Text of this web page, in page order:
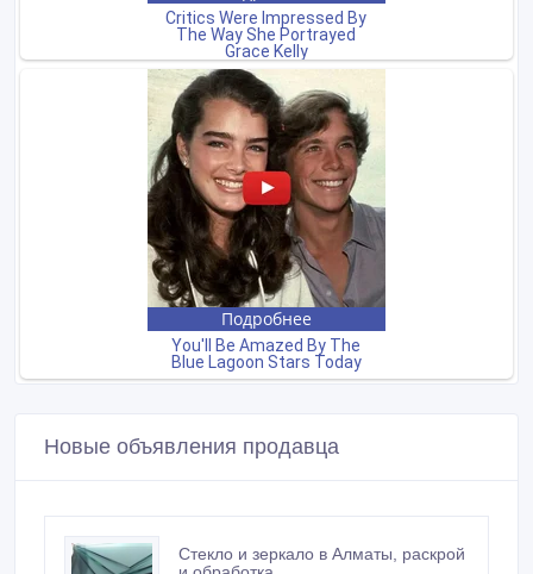
Новые объявления продавца
Стекло и зеркало в Алматы, раскрой